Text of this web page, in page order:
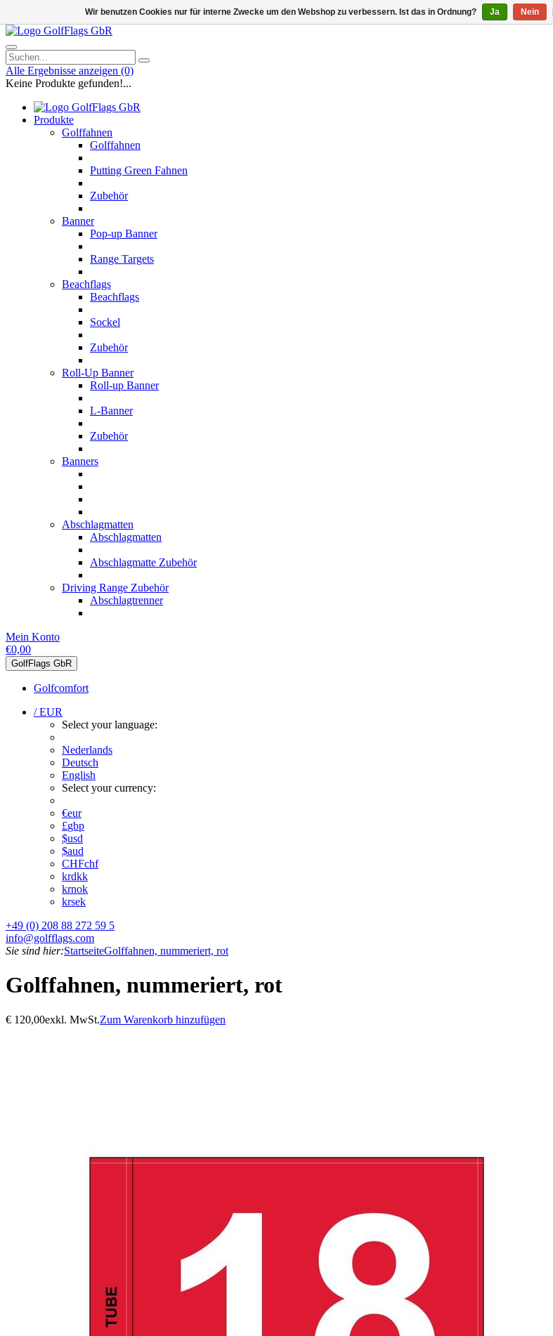
Alle Ergebnisse anzeigen (0)
Keine Produkte gefunden!...
Produkte
Golffahnen
Golffahnen
Putting Green Fahnen
Zubehör
Banner
Pop-up Banner
Range Targets
Beachflags
Beachflags
Sockel
Zubehör
Roll-Up Banner
Roll-up Banner
L-Banner
Zubehör
Banners
Abschlagmatten
Abschlagmatten
Abschlagmatte Zubehör
Driving Range Zubehör
Abschlagtrenner
Mein Konto
€0,00
GolfFlags GbR
Golfcomfort
/ EUR
Select your language:
Nederlands
Deutsch
English
Select your currency:
€eur
£gbp
$usd
$aud
CHFchf
krdkk
krnok
krsek
+49 (0) 208 88 272 59 5
info@golfflags.com
Sie sind hier:StartseiteGolffahnen, nummeriert, rot
Golffahnen, nummeriert, rot
€ 120,00exkl. MwSt.Zum Warenkorb hinzufügen
Wir benutzen Cookies nur für interne Zwecke um den Webshop zu verbessern. Ist das in Ordnung? Ja Nein